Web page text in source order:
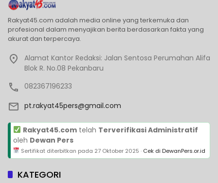
Rakyat45.com adalah media online yang terkemuka dan
profesional dalam menyajikan berita berdasarkan fakta yang
akurat dan terpercaya.
Alamat Kantor Redaksi: Jalan Sentosa Perumahan Alifa
Blok R. No.08 Pekanbaru
082367196233
pt.rakyat45pers@gmail.com
Rakyat45.comtelah Terverifikasi Administratif
oleh Dewan Pers
Sertifikat diterbitkan pada 27 Oktober 2025 · Cek di DewanPers.or.id
KATEGORI